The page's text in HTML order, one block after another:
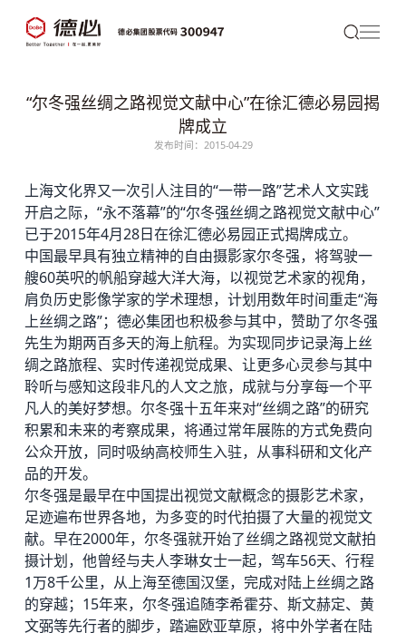
“尔冬强丝绸之路视觉文献中心”在徐汇德必易园揭
牌成立
发布时间：2015-04-29
上海文化界又一次引人注目的“一带一路”艺术人文实践
开启之际，“永不落幕”的“尔冬强丝绸之路视觉文献中心”
已于2015年4月28日在徐汇德必易园正式揭牌成立。
中国最早具有独立精神的自由摄影家尔冬强，将驾驶一
艘60英呎的帆船穿越大洋大海，以视觉艺术家的视角，
肩负历史影像学家的学术理想，计划用数年时间重走“海
上丝绸之路”；德必集团也积极参与其中，赞助了尔冬强
先生为期两百多天的海上航程。为实现同步记录海上丝
绸之路旅程、实时传递视觉成果、让更多心灵参与其中
聆听与感知这段非凡的人文之旅，成就与分享每一个平
凡人的美好梦想。尔冬强十五年来对“丝绸之路”的研究
积累和未来的考察成果，将通过常年展陈的方式免费向
公众开放，同时吸纳高校师生入驻，从事科研和文化产
品的开发。
尔冬强是最早在中国提出视觉文献概念的摄影艺术家，
足迹遍布世界各地，为多变的时代拍摄了大量的视觉文
献。早在2000年，尔冬强就开始了丝绸之路视觉文献拍
摄计划，他曾经与夫人李琳女士一起，驾车56天、行程
1万8千公里，从上海至德国汉堡，完成对陆上丝绸之路
的穿越；15年来，尔冬强追随李希霍芬、斯文赫定、黄
文弼等先行者的脚步，踏遍欧亚草原，将中外学者在陆